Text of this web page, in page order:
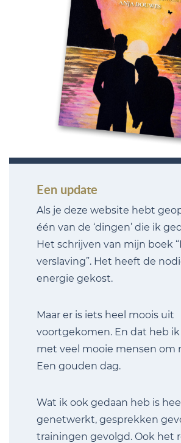
Een update
Als je deze website hebt
één van de ‘dingen’ die ik
Het schrijven van mijn boek
verslaving”. Het heeft de
energie gekost.
Maar er is iets heel moois uit
voortgekomen. En dat heb ik
met veel mooie mensen om
Een gouden dag.
Wat ik ook gedaan heb is
genetwerkt, gesprekken
trainingen gevolgd. Ook het